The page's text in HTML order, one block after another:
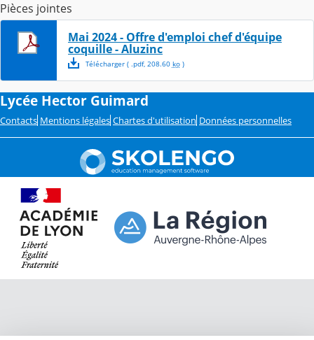
Pièces jointes
Mai 2024 - Offre d'emploi chef d'équipe
coquille - Aluzinc
Télécharger( .pdf, 208.60 ko)
Lycée Hector Guimard
Contacts Mentions légales Chartes d'utilisation Données personnelles